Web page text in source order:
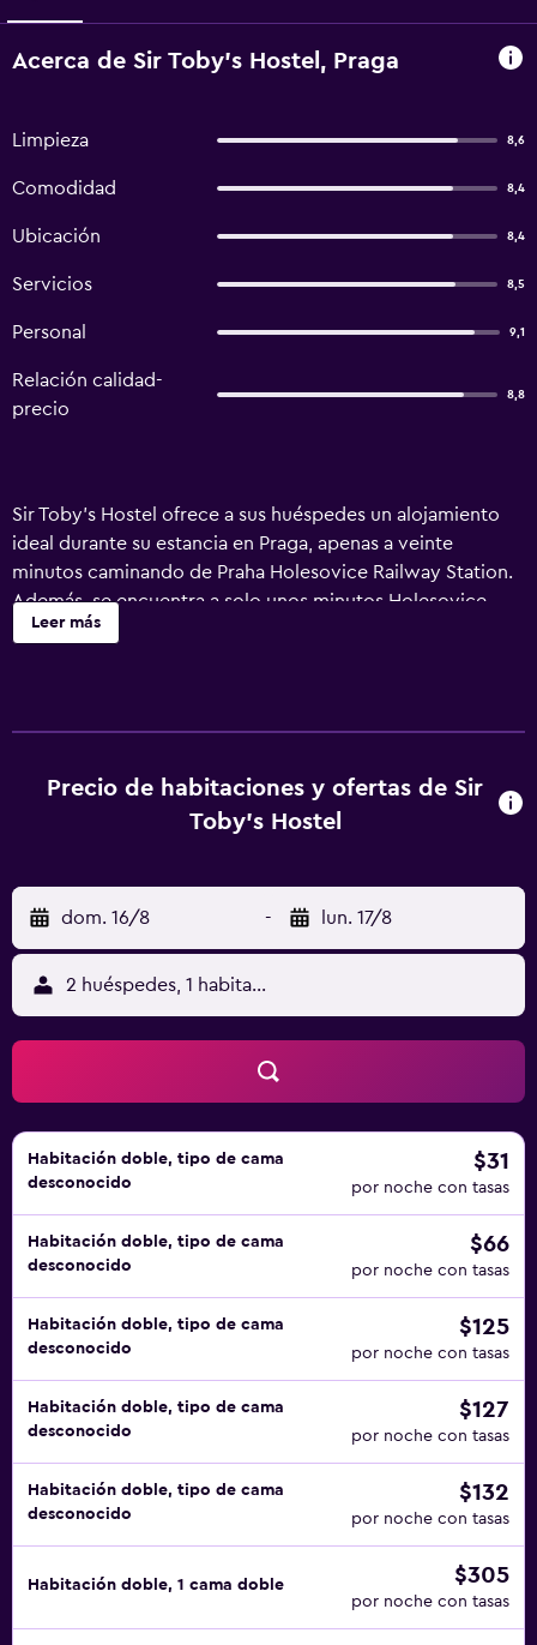
Acerca de Sir Toby's Hostel, Praga
Limpieza 8,6
Comodidad 8,4
Ubicación 8,4
Servicios 8,5
Personal 9,1
Relación calidad-
precio
8,8
Sir Toby's Hostel ofrece a sus huéspedes un alojamiento
ideal durante su estancia en Praga, apenas a veinte
minutos caminando de Praha Holesovice Railway Station.
Además, se encuentra a solo unos minutos Holesovice.
Los huéspedes disponen de muchas comodidades e
hostal hay 26 habitaciones, y todas ellas ofrecen lo
esencial para una estancia confortable. La propiedad
cuenta con un un bar, donde los huéspedes pueden tomar
terraza. Desde Sir Toby's Hostel se puede acceder
cómodamente New Town, Plaza Wenceslas y Puente de
Carlos. Zizkov está cerca de la propiedad.
Leer más
Precio de habitaciones y ofertas de Sir
Toby's Hostel
dom. 16/8 - lun. 17/8
2 huéspedes, 1 habitación
Habitación doble, tipo de cama
desconocido
$31
por noche con tasas
Habitación doble, tipo de cama
desconocido
$66
por noche con tasas
Habitación doble, tipo de cama
desconocido
$125
por noche con tasas
Habitación doble, tipo de cama
desconocido
$127
por noche con tasas
Habitación doble, tipo de cama
desconocido
$132
por noche con tasas
Habitación doble, 1 cama doble $305
por noche con tasas